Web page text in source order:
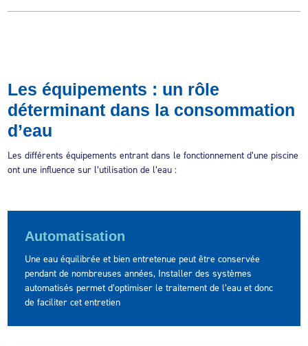
Les équipements : un rôle
déterminant dans la consommation
d’eau
Les différents équipements entrant dans le fonctionnement d’une piscine
ont une influence sur l’utilisation de l’eau :
Automatisation
Une eau équilibrée et bien entretenue peut être conservée
pendant de nombreuses années, Installer des systèmes
automatisés permet d’optimiser le traitement de l’eau et donc
de faciliter cet entretien